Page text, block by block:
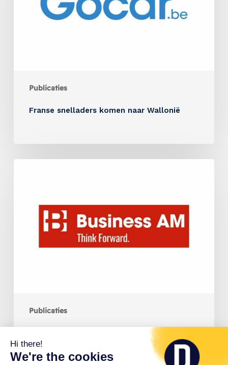
Publicaties
Franse snelladers komen naar Wallonië
Publicaties
Franse snelladers komen naar Wallonië